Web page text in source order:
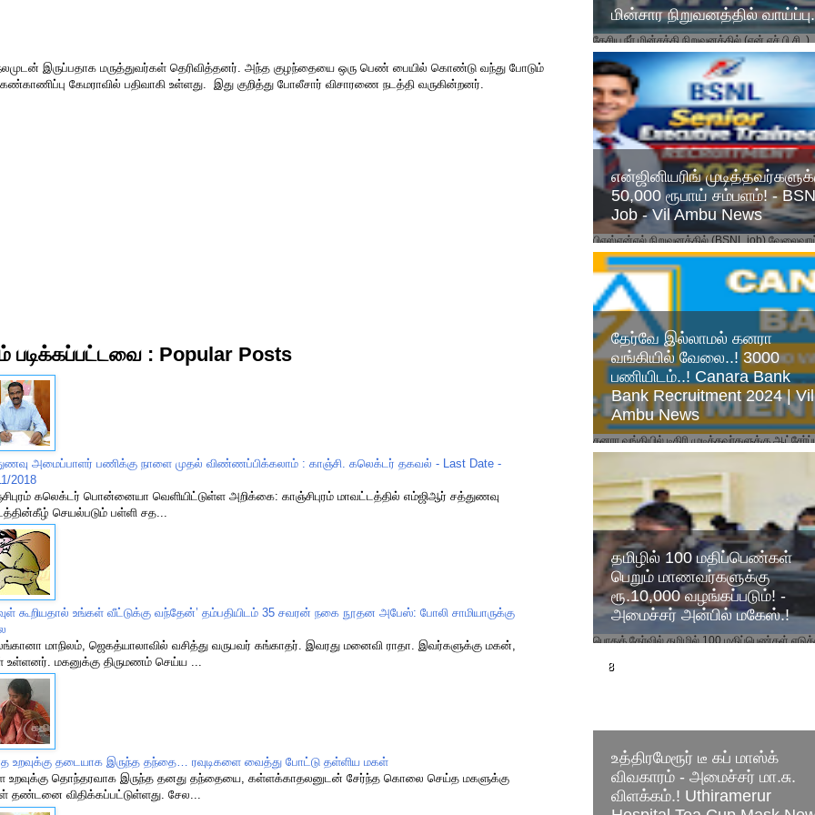
இருப்பதாக மருத்துவர்கள் தெரிவித்தனர். அந்த குழந்தையை ஒரு பெண் பையில் கொண்டு வந்து போடும்
கேமராவில் பதிவாகி உள்ளது. இது குறித்து போலீசார் விசாரணை நடத்தி வருகின்றனர்.
படிக்கப்பட்டவை : Popular Posts
அமைப்பாளர் பணிக்கு நாளை முதல் விண்ணப்பிக்கலாம் : காஞ்சி. கலெக்டர் தகவல் - Last Date -
2018
கலெக்டர் பொன்னையா வெளியிட்டுள்ள அறிக்கை: காஞ்சிபுரம் மாவட்டத்தில் எம்ஜிஆர் சத்துணவு
செயல்படும் பள்ளி சத...
கூறியதால் உங்கள் வீட்டுக்கு வந்தேன்’ தம்பதியிடம் 35 சவரன் நகை நூதன அபேஸ்: போலி சாமியாருக்கு
மாநிலம், ஜெகத்யாலாவில் வசித்து வருபவர் கங்காதர். இவரது மனைவி ராதா. இவர்களுக்கு மகன்,
உள்ளனர். மகனுக்கு திருமணம் செய்ய ...
உறவுக்கு தடையாக இருந்த தந்தை… ரவுடிகளை வைத்து போட்டு தள்ளிய மகள்
உறவுக்கு தொந்தரவாக இருந்த தனது தந்தையை, கள்ளக்காதலனுடன் சேர்ந்த கொலை செய்த மகளுக்கு
தண்டனை விதிக்கப்பட்டுள்ளது. சேல...
மின்சார நிறுவனத்தில்
தேசிய நீர் மின்சக்தி நிறுவனத்தில் (என்.எச்.பி.சி.,)
காலியிடங்களுக்கு விண்ணப்பங்கள்
வரவேற்கப்படுகின்றன. சீனியர் அக்கவுன்டன்ட் 10,
மொழி...
என்ஜினியரிங்
50,000 ரூபாய் சம்பளம்! -
Job - Vil Ambu News
பிஎஸ்என்எல் நிறுவனத்தில் (BSNL job)
அறிவிக்கப்பட்டுள்ளது. மத்திய அரசின்
நிறுவனங்களில் ஒன்றான பிஎஸ்என்எல்
தேர்வே இல்லாமல் கனரா
வங்கியில் வேலை..! 3000
பணியிடம்..! Canara Bank
Bank Recruitment 2024 | Vil
Ambu News
கனரா வங்கியில் டிகிரி முடித்தவர்களுக்கு
விண்ணப்பம் வெளியாகியுள்ளது. Canara Bank
தமிழில் 100 மதிப்பெண்கள்
பெறும் மாணவர்களுக்கு
ரூ.10,000 வழங்கப்படும்! -
அமைச்சர் அன்பில் மகேஸ்.!
பொதுத் தேர்வில் தமிழில் 100 மதிப்பெண்கள்
வழங்கப்படும் என பள்ளிக்கல்வித் துறை அமைச்சர்
உத்திரமேரூர் டீ கப் மாஸ்க்
விவகாரம் - அமைச்சர் மா.சு.
விளக்கம்.! Uthiramerur